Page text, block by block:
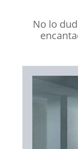
No lo